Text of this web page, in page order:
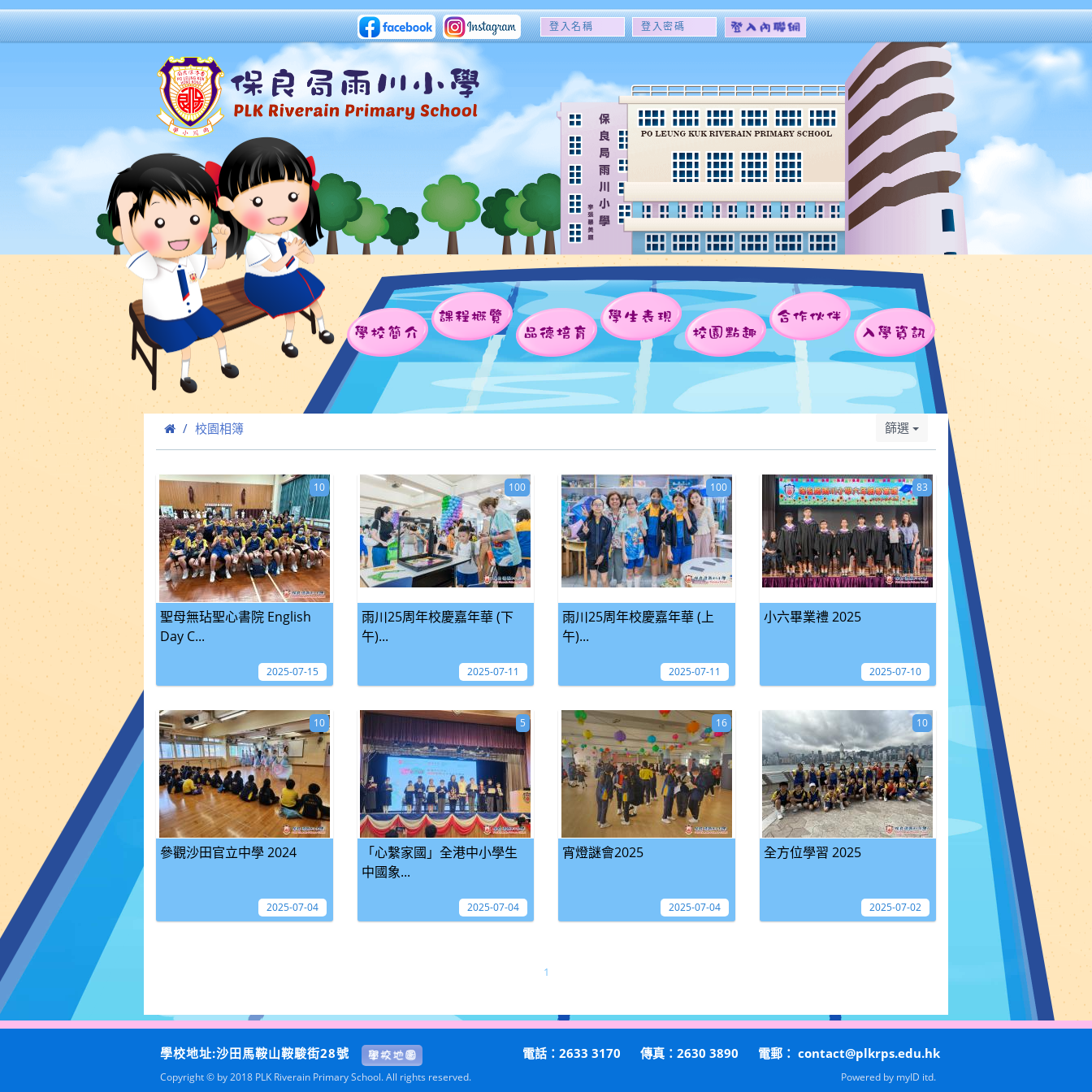
登
名
稱
登
密
碼
學校簡介
課程概覽
品德培育
學生表現
校園點趣
合作伙伴
入學資訊
校園相簿 篩選
聖母無玷聖心書院 English
Day C...
10
2025-07-15
雨川25周年校慶嘉年華 (下
午)...
100
2025-07-11
雨川25周年校慶嘉年華 (上
午)...
100
2025-07-11
小六畢業禮 2025
83
2025-07-10
參觀沙田官立中學 2024
10
2025-07-04
「心繫家國」全港中小學生
中國象...
5
2025-07-04
宵燈謎會2025
16
2025-07-04
全方位學習 2025
10
2025-07-02
1
學校地址:沙田馬鞍山鞍駿街28號 電話：2633 3170 傳真：2630 3890 電郵： contact@plkrps.edu.hk
Copyright © by 2018 PLK Riverain Primary School. All rights reserved. Powered by myID itd.